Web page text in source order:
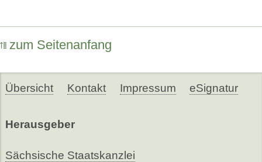
zum Seitenanfang
Übersicht Kontakt Impressum eSignatur
Herausgeber
Sächsische Staatskanzlei